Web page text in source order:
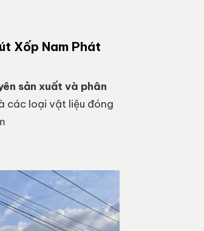
Xốp Nam Phát
sản xuất và phân
các loại vật liệu đóng